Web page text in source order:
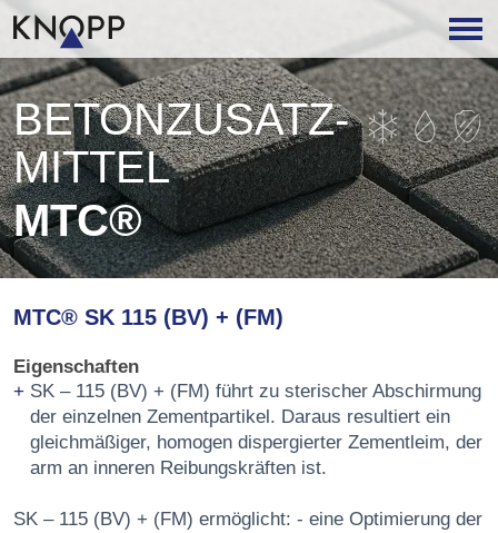
BETON­ZUSATZ­
MITTEL
MTC®
MTC® SK 115 (BV) + (FM)
Eigenschaften
SK – 115 (BV) + (FM) führt zu sterischer Abschirmung
der einzelnen Zementpartikel. Daraus resultiert ein
gleichmäßiger, homogen dispergierter Zementleim, der
arm an inneren Reibungskräften ist.
SK – 115 (BV) + (FM) ermöglicht: - eine Optimierung der